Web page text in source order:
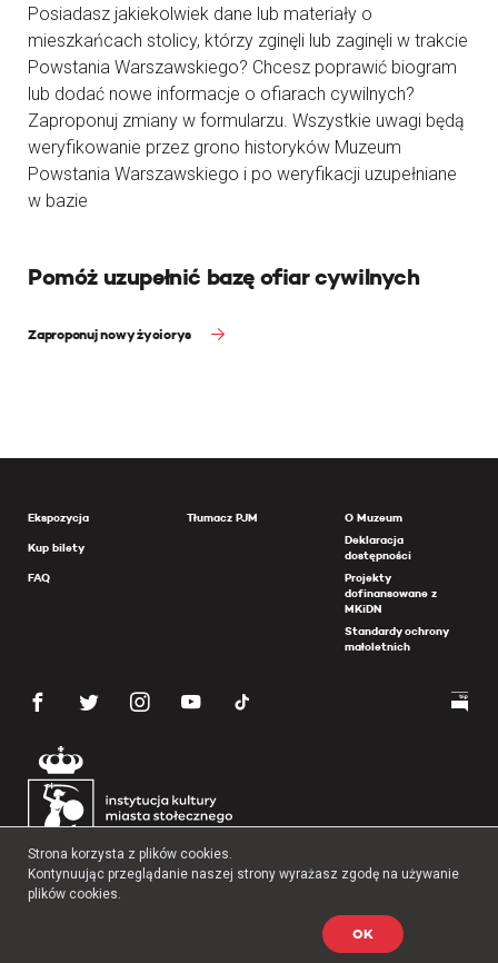
Posiadasz jakiekolwiek dane lub materiały o
mieszkańcach stolicy, którzy zginęli lub zaginęli w trakcie
Powstania Warszawskiego? Chcesz poprawić biogram
lub dodać nowe informacje o ofiarach cywilnych?
Zaproponuj zmiany w formularzu. Wszystkie uwagi będą
weryfikowanie przez grono historyków Muzeum
Powstania Warszawskiego i po weryfikacji uzupełniane
w bazie
Pomóż uzupełnić bazę ofiar cywilnych
Zaproponuj nowy życiorys
Ekspozycja
Kup bilety
FAQ
Tłumacz PJM
O Muzeum
Deklaracja
dostępności
Projekty
dofinansowane z
MKiDN
Standardy ochrony
małoletnich
Copyright 2026 Muzeum Powstania Warszawskiego
Strona korzysta z plików cookies.
Kontynuując przeglądanie naszej strony wyrażasz zgodę na używanie
plików cookies.
OK